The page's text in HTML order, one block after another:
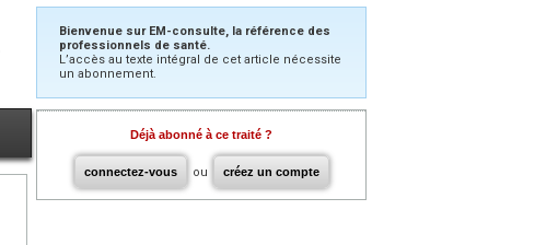
Bienvenue sur EM-consulte, la référence des
professionnels de santé.
L’accès au texte intégral de cet article nécessite
un abonnement.
Déjà abonné à ce traité ?
connectez-vous ou créez un compte